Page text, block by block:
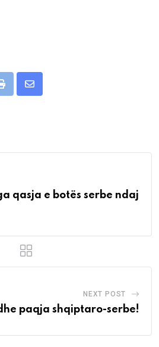
Print
Share
qasja e botës serbe ndaj
NEXT POST
paqja shqiptaro-serbe!